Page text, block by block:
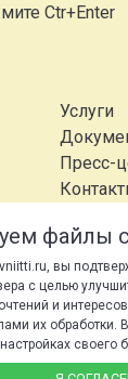
Ctr+Enter
Услуги
Пресс-
институт
файлы
вы
с целью
и
их обработки.
своего